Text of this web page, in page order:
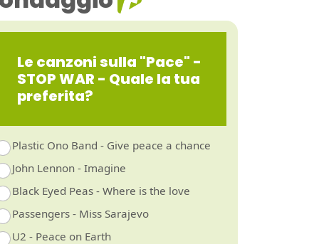
Le canzoni sulla "Pace" -
STOP WAR - Quale la tua
preferita?
Plastic Ono Band - Give peace a chance
John Lennon - Imagine
Black Eyed Peas - Where is the love
Passengers - Miss Sarajevo
U2 - Peace on Earth